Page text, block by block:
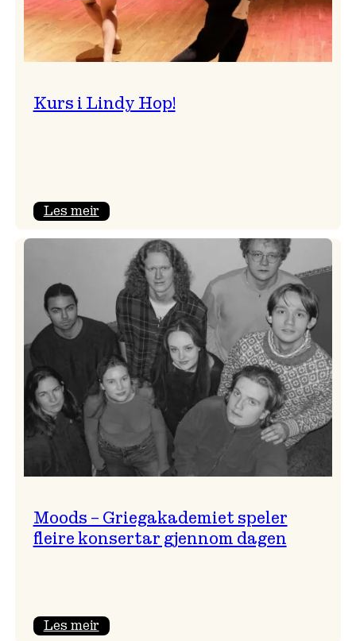
Kurs i Lindy Hop!
Les meir:
Lindy
Hop!
Moods – Griegakademiet speler
fleire konsertar gjennom dagen
Les meir: